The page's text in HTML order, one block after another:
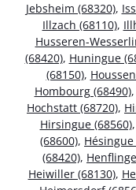
Jebsheim (68320),
Illzach (68110),
Husseren-
(68420), Huningue
(68150),
Hombourg (68490),
Hochstatt (68720),
Hirsingue (68560),
(68600), Hésingue
(68420),
Heiwiller (68130),